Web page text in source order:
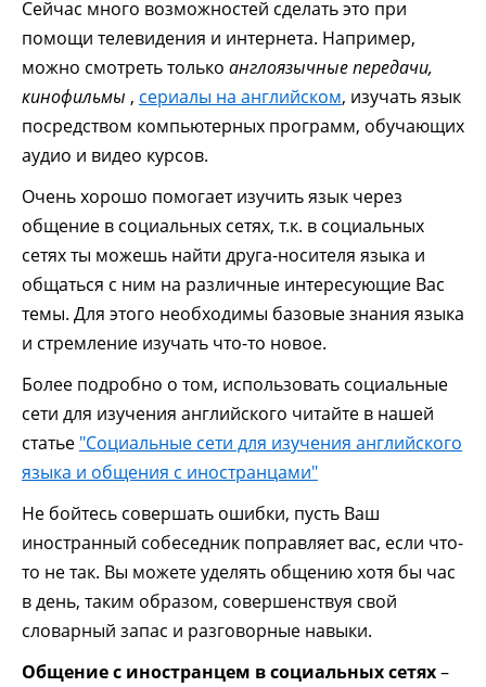
Сейчас много возможностей сделать это при
помощи телевидения и интернета. Например,
можно смотреть только англоязычные передачи,
кинофильмы , сериалы на английском, изучать язык
посредством компьютерных программ, обучающих
аудио и видео курсов.
Очень хорошо помогает изучить язык через
общение в социальных сетях, т.к. в социальных
сетях ты можешь найти друга-носителя языка и
общаться с ним на различные интересующие Вас
темы. Для этого необходимы базовые знания языка
и стремление изучать что-то новое.
Более подробно о том, использовать социальные
сети для изучения английского читайте в нашей
статье "Социальные сети для изучения английского
языка и общения с иностранцами"
Не бойтесь совершать ошибки, пусть Ваш
иностранный собеседник поправляет вас, если что-
то не так. Вы можете уделять общению хотя бы час
в день, таким образом, совершенствуя свой
словарный запас и разговорные навыки.
Общение с иностранцем в социальных сетях–